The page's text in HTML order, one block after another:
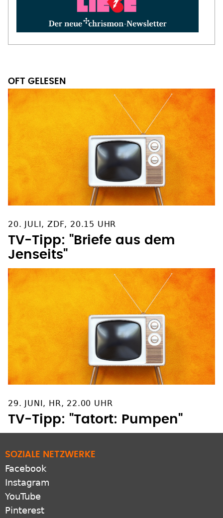
OFT GELESEN
20. JULI, ZDF, 20.15 UHR
TV-Tipp: "Briefe aus dem
Jenseits"
29. JUNI, HR, 22.00 UHR
TV-Tipp: "Tatort: Pumpen"
SOZIALE NETZWERKE
Facebook
Instagram
YouTube
Pinterest